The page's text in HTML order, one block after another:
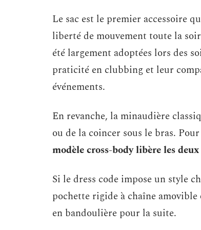
Le sac est le premier accessoire
liberté de mouvement toute la
été largement adoptées lors des
praticité en clubbing et leur
événements.
En revanche, la minaudière
ou de la coincer sous le bras.
modèle cross-body libère les
Si le dress code impose un style
pochette rigide à chaîne
en bandoulière pour la suite.